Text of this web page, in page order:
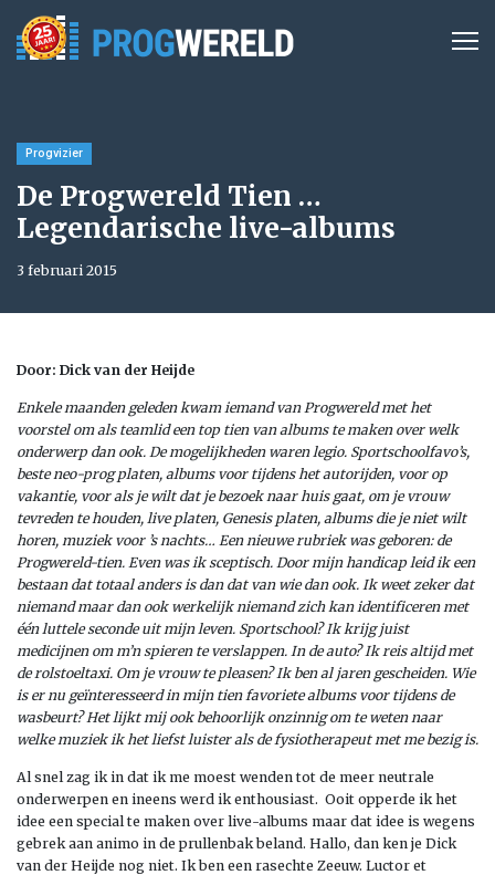
Progvizier
De Progwereld Tien …
Legendarische live-albums
3 februari 2015
Door: Dick van der Heijde
Enkele maanden geleden kwam iemand van Progwereld met het
voorstel om als teamlid een top tien van albums te maken over welk
onderwerp dan ook. De mogelijkheden waren legio. Sportschoolfavo’s,
beste neo-prog platen, albums voor tijdens het autorijden, voor op
vakantie, voor als je wilt dat je bezoek naar huis gaat, om je vrouw
tevreden te houden, live platen, Genesis platen, albums die je niet wilt
horen, muziek voor ’s nachts… Een nieuwe rubriek was geboren: de
Progwereld-tien. Even was ik sceptisch. Door mijn handicap leid ik een
bestaan dat totaal anders is dan dat van wie dan ook. Ik weet zeker dat
niemand maar dan ook werkelijk niemand zich kan identificeren met
één luttele seconde uit mijn leven. Sportschool? Ik krijg juist
medicijnen om m’n spieren te verslappen. In de auto? Ik reis altijd met
de rolstoeltaxi. Om je vrouw te pleasen? Ik ben al jaren gescheiden. Wie
is er nu geïnteresseerd in mijn tien favoriete albums voor tijdens de
wasbeurt? Het lijkt mij ook behoorlijk onzinnig om te weten naar
welke muziek ik het liefst luister als de fysiotherapeut met me bezig is.
Al snel zag ik in dat ik me moest wenden tot de meer neutrale
onderwerpen en ineens werd ik enthousiast. Ooit opperde ik het
idee een special te maken over live-albums maar dat idee is wegens
gebrek aan animo in de prullenbak beland. Hallo, dan ken je Dick
van der Heijde nog niet. Ik ben een rasechte Zeeuw. Luctor et